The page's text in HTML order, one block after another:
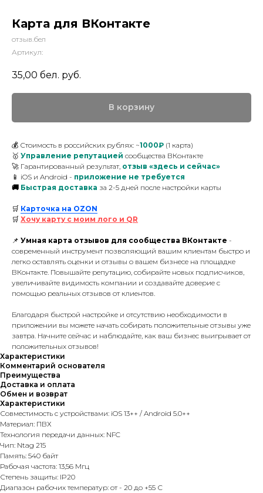
Карта для ВКонтакте
отзыв.бел
Артикул:
35,00 бел. руб.
В корзину
💰 Стоимость в российских рублях: ~1000₽ (1 карта)
🥇 Управление репутацией сообщества ВКонтакте
🚀 Гарантированный результат, отзыв «здесь и сейчас»
📱 iOS и Android - приложение не требуется
🚚 Быстрая доставка за 2-5 дней после настройки карты
🛒 Карточка на OZON
🛒 Хочу карту с моим лого и QR
📌 Умная карта отзывов для сообщества ВКонтакте -
современный инструмент позволяющий вашим клиентам быстро и
легко оставлять оценки и отзывы о вашем бизнесе на площадке
ВКонтакте. Повышайте репутацию, собирайте новых подписчиков,
увеличивайте видимость компании и создавайте доверие с
помощью реальных отзывов от клиентов.
Благодаря быстрой настройке и отсутствию необходимости в
приложении вы можете начать собирать положительные отзывы уже
завтра. Начните сейчас и наблюдайте, как ваш бизнес выигрывает от
положительных отзывов!
Характеристики
Комментарий основателя
Преимущества
Доставка и оплата
Обмен и возврат
Характеристики
Совместимость с устройствами: iOS 13++ / Android 5.0++
Материал: ПВХ
Технология передачи данных: NFC
Чип: Ntag 215
Память: 540 байт
Рабочая частота: 13,56 Мгц
Степень защиты: IP20
Диапазон рабочих температур: от - 20 до +55 С